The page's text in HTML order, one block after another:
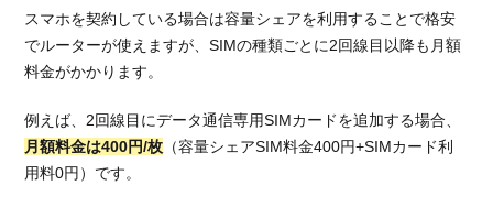
スマホを契約している場合は容量シェアを利用することで格安
でルーターが使えますが、SIMの種類ごとに2回線目以降も月額
料金がかかります。
例えば、2回線目にデータ通信専用SIMカードを追加する場合、
月額料金は400円/枚 （容量シェアSIM料金400円+SIMカード利
用料0円）です。